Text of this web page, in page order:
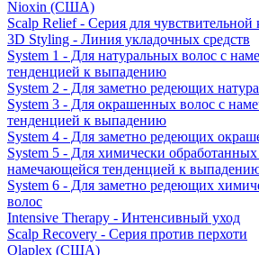
Nioxin (США)
Scalp Relief - Серия для
3D Styling - Линия укладочных средств
System 1 - Для натуральных волос с
тенденцией к выпадению
System 2 - Для заметно редеющих
System 3 - Для окрашенных волос с
тенденцией к выпадению
System 4 - Для заметно редеющих
System 5 - Для химически обработанных
намечающейся тенденцией к
System 6 - Для заметно редеющих
волос
Intensive Therapy - Интенсивный уход
Scalp Recovery - Серия против перхоти
Olaplex (США)